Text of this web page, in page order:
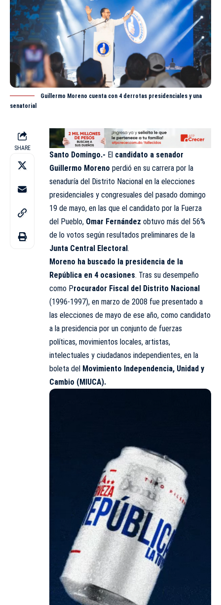
Guillermo Moreno cuenta con 4 derrotas presidenciales y una
senatorial
SHARE
Santo Domingo.- El candidato a senador
Guillermo Moreno perdió en su carrera por la
senaduría del Distrito Nacional en la elecciones
presidenciales y congresuales del pasado domingo
19 de mayo, en las que el candidato por la Fuerza
del Pueblo, Omar Fernández obtuvo más del 56%
de lo votos según resultados preliminares de la
Junta Central Electoral .
Moreno ha buscado la presidencia de la
República en 4 ocasiones. Tras su desempeño
como Procurador Fiscal del Distrito Nacional
(1996-1997), en marzo de 2008 fue presentado a
las elecciones de mayo de ese año, como candidato
a la presidencia por un conjunto de fuerzas
políticas, movimientos locales, artistas,
intelectuales y ciudadanos independientes, en la
boleta del Movimiento Independencia, Unidad y
Cambio (MIUCA).